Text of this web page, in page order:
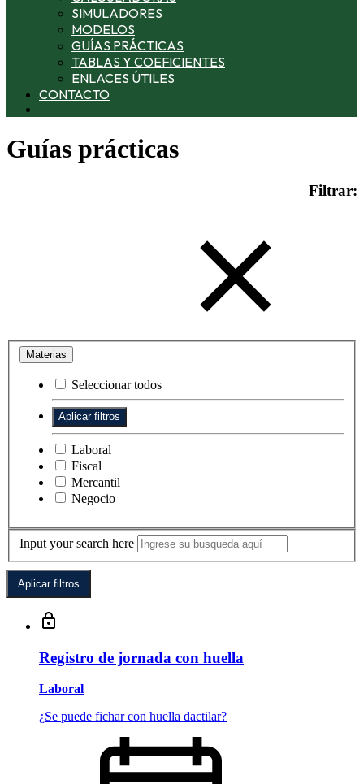
SIMULADORES
MODELOS
GUÍAS PRÁCTICAS
TABLAS Y COEFICIENTES
ENLACES ÚTILES
CONTACTO
Guías prácticas
Filtrar:
Materias
Seleccionar todos
Laboral
Fiscal
Mercantil
Negocio
Input your search here
Registro de jornada con huella
Laboral
¿Se puede fichar con huella dactilar?